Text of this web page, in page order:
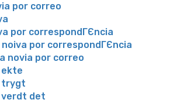
por correo
por correspondГЄncia
por correspondГЄncia
novia por correo
trygt
det